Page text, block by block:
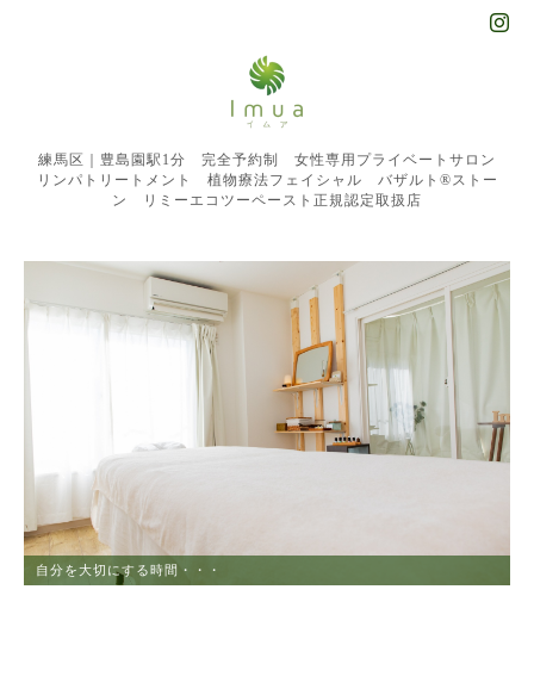
練馬区｜豊島園駅1分 完全予約制 女性専用プライベートサロン
リンパトリートメント 植物療法フェイシャル バザルト®︎ストー
ン リミーエコツーペースト正規認定取扱店
自分を大切にする時間・・・
ストレスからの解放